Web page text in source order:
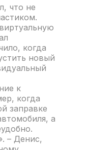
что не
когда
новый
к
когда
заправке
а
– Денис,